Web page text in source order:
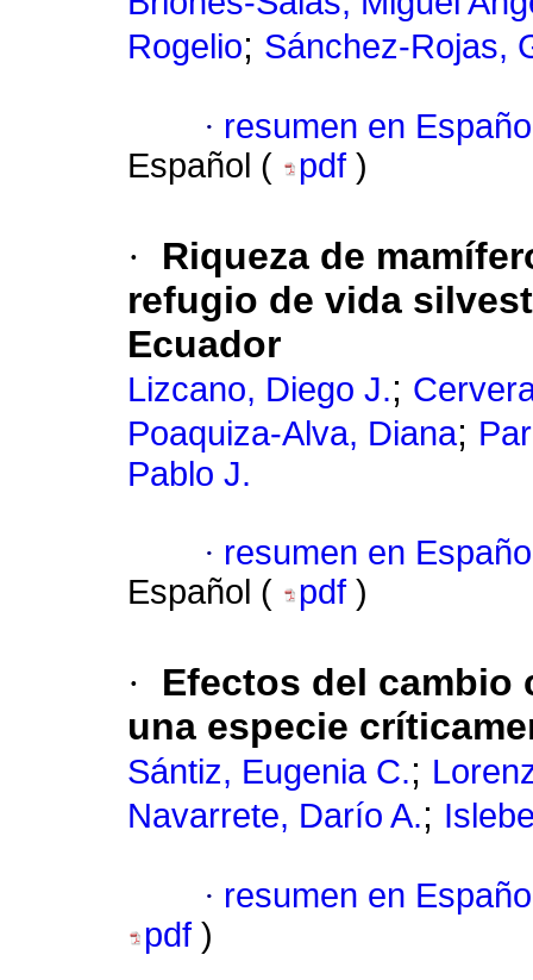
Rogelio; Sánchez-Rojas,
· resumen en
Español (
pdf )
·
Riqueza de
refugio de vida
Ecuador
Lizcano, Diego J.;
Poaquiza-Alva, Diana;
Pablo J.
· resumen en
Español (
pdf )
·
Efectos del
una especie
Sántiz, Eugenia C.;
Navarrete, Darío A.;
· resumen en
pdf )